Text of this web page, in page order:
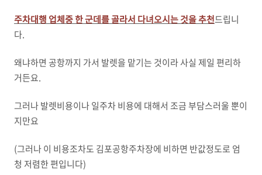
주차대행 업체중 한 군데를 골라서 다녀오시는 것을 추천드립니
다.
왜냐하면 공항까지 가서 발렛을 맡기는 것이라 사실 제일 편리하
거든요.
그러나 발렛비용이나 일주차 비용에 대해서 조금 부담스러울 뿐이
지만요
(그러나 이 비용조차도 김포공항주차장에 비하면 반값정도로 엄
청 저렴한 편입니다)